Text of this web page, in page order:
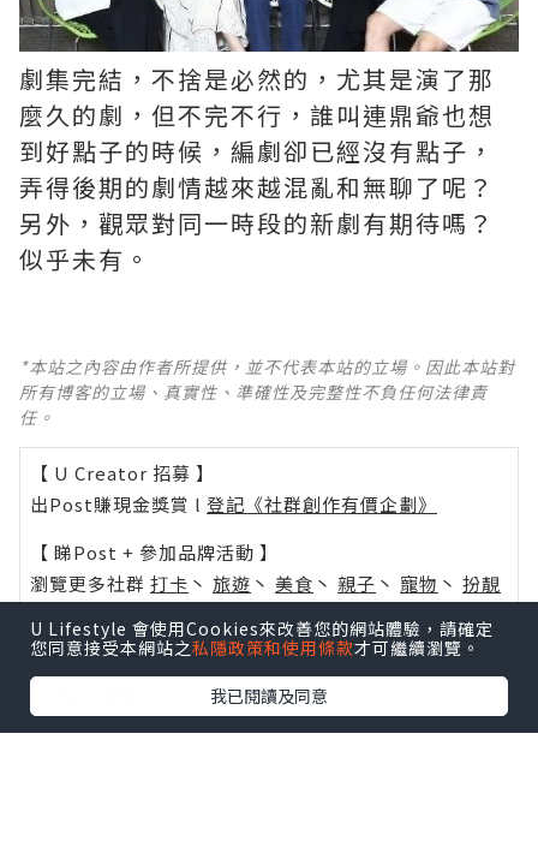
劇集完結，不捨是必然的，尤其是演了那
麼久的劇，但不完不行，誰叫連鼎爺也想
到好點子的時候，編劇卻已經沒有點子，
弄得後期的劇情越來越混亂和無聊了呢？ ​​​
另外，觀眾對同一時段的新劇有期待嗎？
似乎未有。
*本站之內容由作者所提供，並不代表本站的立場。因此本站對
所有博客的立場、真實性、準確性及完整性不負任何法律責
任。
【 U Creator 招募 】
出Post賺現金獎賞 l 登記《社群創作有價企劃》
【 睇Post + 參加品牌活動 】
瀏覽更多社群 打卡 丶 旅遊 丶 美食 丶 親子 丶 寵物 丶 扮靚
活動情報
U Blog開咗WhatsApp啦！發掘更多吃喝玩樂資訊！
U Lifestyle 會使用Cookies來改善您的網站體驗，請確定
您同意接受本網站之私隱政策和使用條款才可繼續瀏覽。
我已閱讀及同意